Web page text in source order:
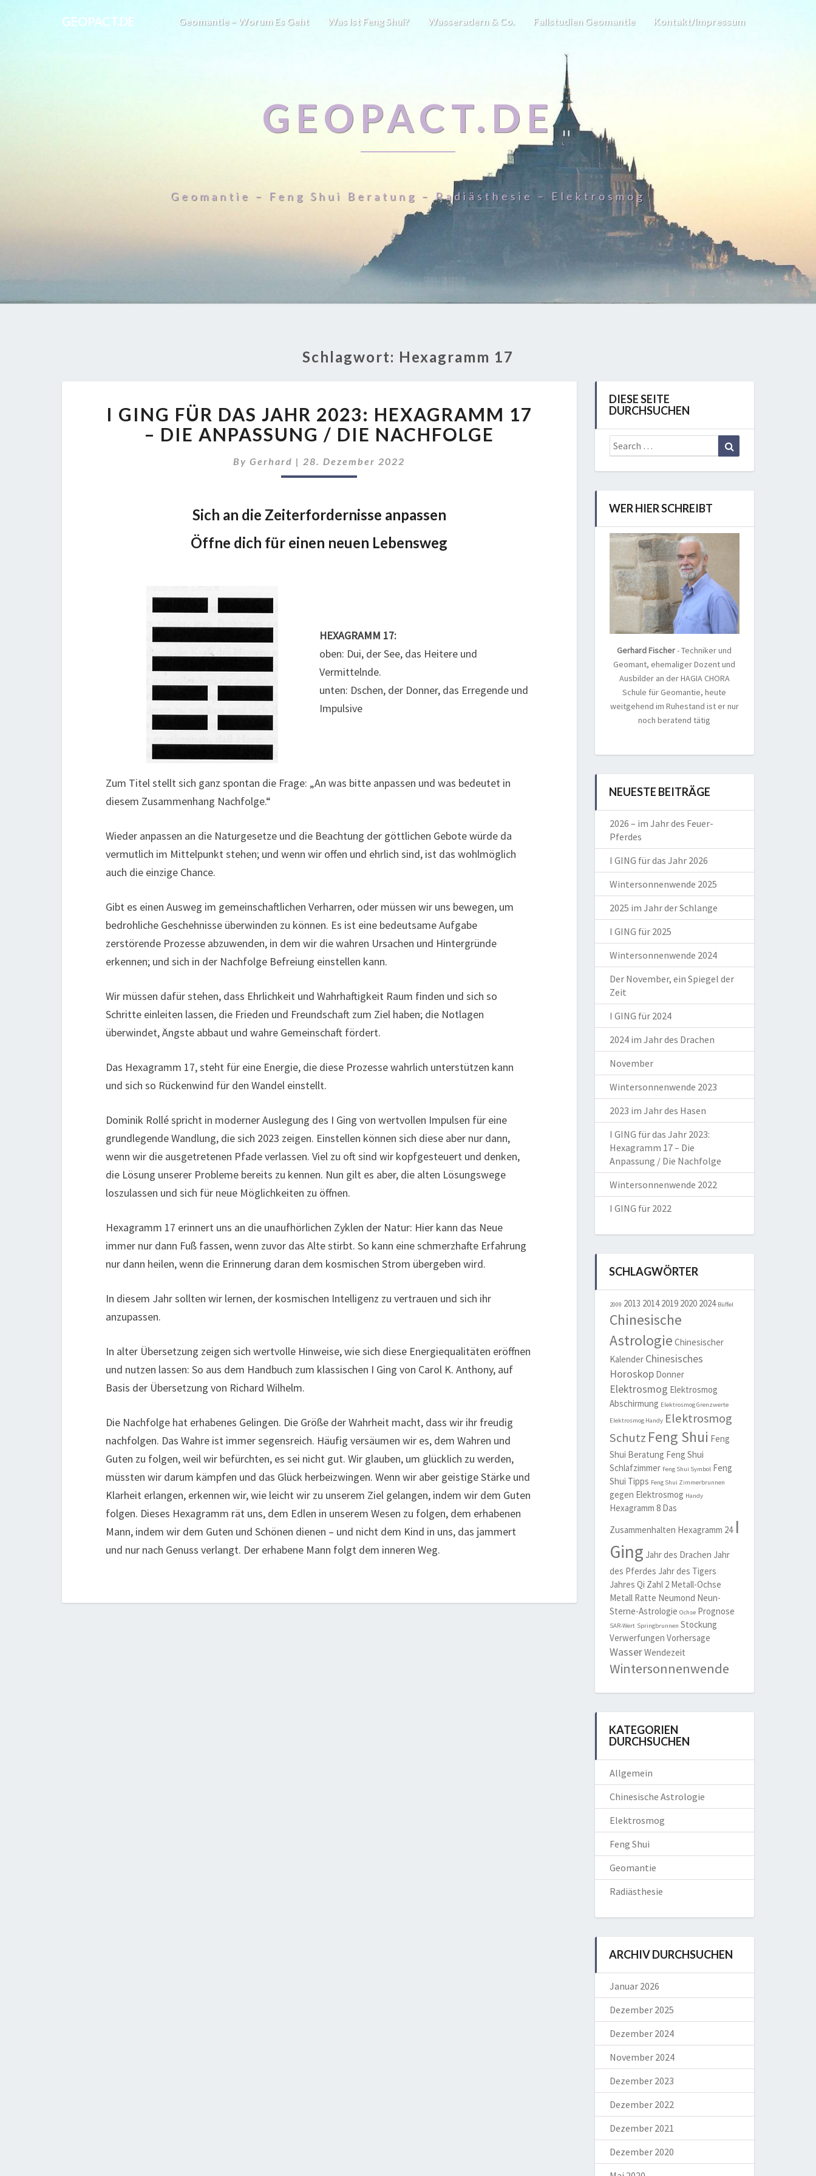
GEOPACT.DE Geomantie – Worum Es Geht Was Ist Feng Shui? Wasseradern & Co. Fallstudien Geomantie Kontakt/Impressum
GEOPACT.DE
Geomantie – Feng Shui Beratung – Radiästhesie – Elektrosmog
Schlagwort: Hexagramm 17
GING
FÜR
DAS
JAHR
2023:
17
–
ANPASSUNG
I GING FÜR DAS JAHR 2023: HEXAGRAMM 17
– DIE ANPASSUNG / DIE NACHFOLGE
ByGerhard | 28. Dezember 2022
Sich an die Zeiterfordernisse anpassen
Öffne dich für einen neuen Lebensweg
HEXAGRAMM 17:
oben: Dui, der See, das Heitere und
Vermittelnde.
unten: Dschen, der Donner, das Erregende und
Impulsive
Zum Titel stellt sich ganz spontan die Frage: „An was bitte anpassen und was bedeutet in
diesem Zusammenhang Nachfolge.“
Wieder anpassen an die Naturgesetze und die Beachtung der göttlichen Gebote würde da
vermutlich im Mittelpunkt stehen; und wenn wir offen und ehrlich sind, ist das wohlmöglich
auch die einzige Chance.
Gibt es einen Ausweg im gemeinschaftlichen Verharren, oder müssen wir uns bewegen, um
bedrohliche Geschehnisse überwinden zu können. Es ist eine bedeutsame Aufgabe
zerstörende Prozesse abzuwenden, in dem wir die wahren Ursachen und Hintergründe
erkennen; und sich in der Nachfolge Befreiung einstellen kann.
Wir müssen dafür stehen, dass Ehrlichkeit und Wahrhaftigkeit Raum finden und sich so
Schritte einleiten lassen, die Frieden und Freundschaft zum Ziel haben; die Notlagen
überwindet, Ängste abbaut und wahre Gemeinschaft fördert.
Das Hexagramm 17, steht für eine Energie, die diese Prozesse wahrlich unterstützen kann
und sich so Rückenwind für den Wandel einstellt.
Dominik Rollé spricht in moderner Auslegung des I Ging von wertvollen Impulsen für eine
grundlegende Wandlung, die sich 2023 zeigen. Einstellen können sich diese aber nur dann,
wenn wir die ausgetretenen Pfade verlassen. Viel zu oft sind wir kopfgesteuert und denken,
die Lösung unserer Probleme bereits zu kennen. Nun gilt es aber, die alten Lösungswege
loszulassen und sich für neue Möglichkeiten zu öffnen.
Hexagramm 17 erinnert uns an die unaufhörlichen Zyklen der Natur: Hier kann das Neue
immer nur dann Fuß fassen, wenn zuvor das Alte stirbt. So kann eine schmerzhafte Erfahrung
nur dann heilen, wenn die Erinnerung daran dem kosmischen Strom übergeben wird.
In diesem Jahr sollten wir lernen, der kosmischen Intelligenz zu vertrauen und sich ihr
anzupassen.
In alter Übersetzung zeigen sich wertvolle Hinweise, wie sich diese Energiequalitäten eröffnen
und nutzen lassen: So aus dem Handbuch zum klassischen I Ging von Carol K. Anthony, auf
Basis der Übersetzung von Richard Wilhelm.
Die Nachfolge hat erhabenes Gelingen. Die Größe der Wahrheit macht, dass wir ihr freudig
nachfolgen. Das Wahre ist immer segensreich. Häufig versäumen wir es, dem Wahren und
Guten zu folgen, weil wir befürchten, es sei nicht gut. Wir glauben, um glücklich zu werden,
müssten wir darum kämpfen und das Glück herbeizwingen. Wenn wir aber geistige Stärke und
Klarheit erlangen, erkennen wir, wie leicht wir zu unserem Ziel gelangen, indem wir dem Guten
folgen. Dieses Hexagramm rät uns, dem Edlen in unserem Wesen zu folgen, dem erhabenen
Mann, indem wir dem Guten und Schönen dienen – und nicht dem Kind in uns, das jammert
und nur nach Genuss verlangt. Der erhabene Mann folgt dem inneren Weg.
DIESE SEITE
DURCHSUCHEN
Search
for:
WER HIER SCHREIBT
Gerhard Fischer- Techniker und
Geomant, ehemaliger Dozent und
Ausbilder an der HAGIA CHORA
Schule für Geomantie, heute
weitgehend im Ruhestand ist er nur
noch beratend tätig
NEUESTE BEITRÄGE
2026 – im Jahr des Feuer-
Pferdes
I GING für das Jahr 2026
Wintersonnenwende 2025
2025 im Jahr der Schlange
I GING für 2025
Wintersonnenwende 2024
Der November, ein Spiegel der
Zeit
I GING für 2024
2024 im Jahr des Drachen
November
Wintersonnenwende 2023
2023 im Jahr des Hasen
I GING für das Jahr 2023:
Hexagramm 17 – Die
Anpassung / Die Nachfolge
Wintersonnenwende 2022
I GING für 2022
SCHLAGWÖRTER
2009 2013 2014 2019 2020 2024 Büffel
Chinesische
Astrologie Chinesischer
Kalender Chinesisches
Horoskop Donner
Elektrosmog Elektrosmog
Abschirmung Elektrosmog Grenzwerte
Elektrosmog Handy Elektrosmog
Schutz Feng Shui Feng
Shui Beratung Feng Shui
Schlafzimmer Feng Shui Symbol Feng
Shui Tipps Feng Shui Zimmerbrunnen
gegen Elektrosmog Handy
Hexagramm 8 Das
Zusammenhalten Hexagramm 24 I
Ging Jahr des Drachen Jahr
des Pferdes Jahr des Tigers
Jahres Qi Zahl 2 Metall-Ochse
Metall Ratte Neumond Neun-
Sterne-Astrologie Ochse Prognose
SAR-Wert Springbrunnen Stockung
Verwerfungen Vorhersage
WasserWendezeit
Wintersonnenwende
KATEGORIEN
DURCHSUCHEN
Allgemein
Chinesische Astrologie
Elektrosmog
Feng Shui
Geomantie
Radiästhesie
ARCHIV DURCHSUCHEN
Januar 2026
Dezember 2025
Dezember 2024
November 2024
Dezember 2023
Dezember 2022
Dezember 2021
Dezember 2020